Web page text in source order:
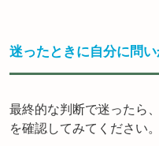
迷ったときに自分に問
最終的な判断で迷ったら
を確認してみてください。